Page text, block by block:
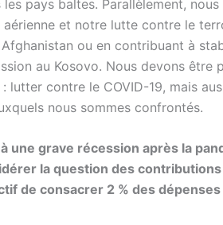
pays baltes. Parallèlement, nous
et notre lutte contre le
ou en contribuant à
au Kosovo. Nous devons être
lutter contre le COVID-19, mais
nous sommes confrontés.
une grave récession après la
la question des contributions
de consacrer 2 % des dépenses